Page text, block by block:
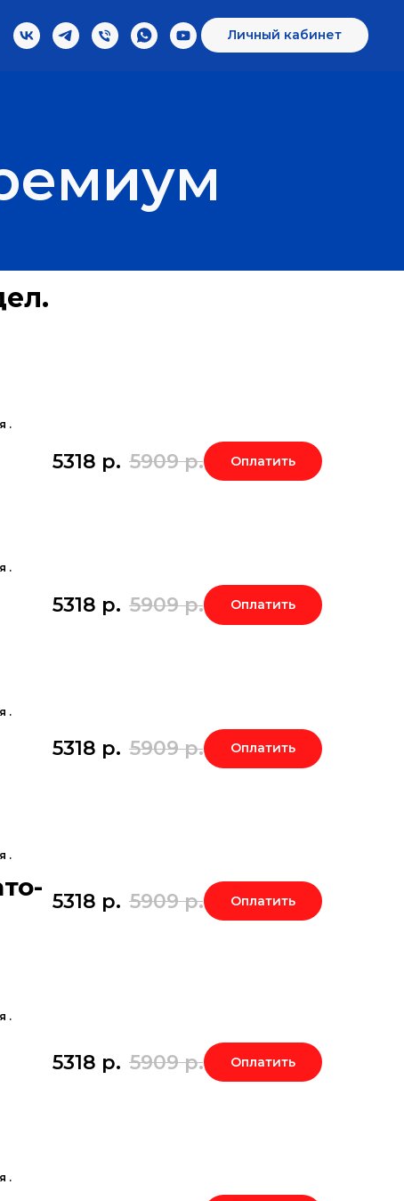
Личный кабинет
5318 р. 5909 р. Оплатить
5318 р. 5909 р. Оплатить
5318 р. 5909 р. Оплатить
5318 р. 5909 р. Оплатить
5318 р. 5909 р. Оплатить